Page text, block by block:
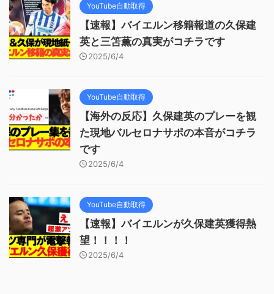
YouTube自動取得
【速報】バイエルン移籍報道の久保建
英と三笘薫の真実がコチラです
2025/6/4
YouTube自動取得
【海外の反応】久保建英のプレーを観
た現地バルセロナサポの本音がコチラ
です
2025/6/4
YouTube自動取得
【速報】バイエルンが久保建英獲得熱
望！！！！
2025/6/4